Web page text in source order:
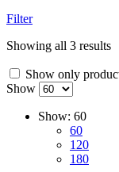
Filter
Showing all 3 results
Show only
Show
Show: 60
60
120
180